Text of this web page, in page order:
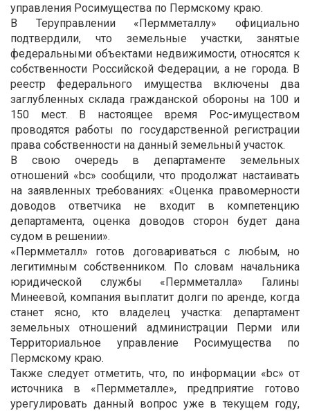
управления Росимущества по Пермскому краю.
В Теруправлении «Пермметаллу» официально
подтвердили, что земельные участки, занятые
федеральными объектами недвижимости, относятся к
собственности Российской Федерации, а не города. В
реестр федерального имущества включены два
заглубленных склада гражданской обороны на 100 и
150 мест. В настоящее время Рос-имуществом
проводятся работы по государственной регистрации
права собственности на данный земельный участок.
В свою очередь в департаменте земельных
отношений «bc» сообщили, что продолжат настаивать
на заявленных требованиях: «Оценка правомерности
доводов ответчика не входит в компетенцию
департамента, оценка доводов сторон будет дана
судом в решении».
«Пермметалл» готов договариваться с любым, но
легитимным собственником. По словам начальника
юридической службы «Пермметалла» Галины
Минеевой, компания выплатит долги по аренде, когда
станет ясно, кто владелец участка: департамент
земельных отношений администрации Перми или
Территориальное управление Росимущества по
Пермскому краю.
Также следует отметить, что, по информации «bc» от
источника в «Пермметалле», предприятие готово
урегулировать данный вопрос уже в текущем году,